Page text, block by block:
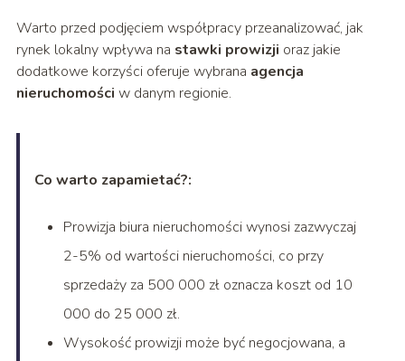
Warto przed podjęciem współpracy przeanalizować, jak
rynek lokalny wpływa na stawki prowizji oraz jakie
dodatkowe korzyści oferuje wybrana agencja
nieruchomości w danym regionie.
Co warto zapamietać?:
Prowizja biura nieruchomości wynosi zazwyczaj
2-5% od wartości nieruchomości, co przy
sprzedaży za 500 000 zł oznacza koszt od 10
000 do 25 000 zł.
Wysokość prowizji może być negocjowana, a